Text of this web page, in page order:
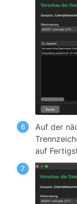
Auf der
auf